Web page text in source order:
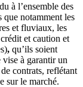
à l’ensemble des
que notamment les
et fluviaux, les
et caution et
, qu’ils soient
à garantir un
contrats, reflétant
sur le marché.